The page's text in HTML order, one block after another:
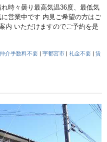
時々曇り最高気温36度、最低気
営業中です 内見ご希望の方はご
内 いただけますのでご予約を是
仲介手数料不要 |宇都宮市 |礼金不要 |賃